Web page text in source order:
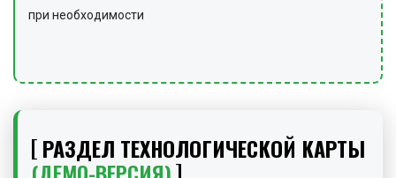
при необходимости
РАЗДЕЛ ТЕХНОЛОГИЧЕСКОЙ КАРТЫ